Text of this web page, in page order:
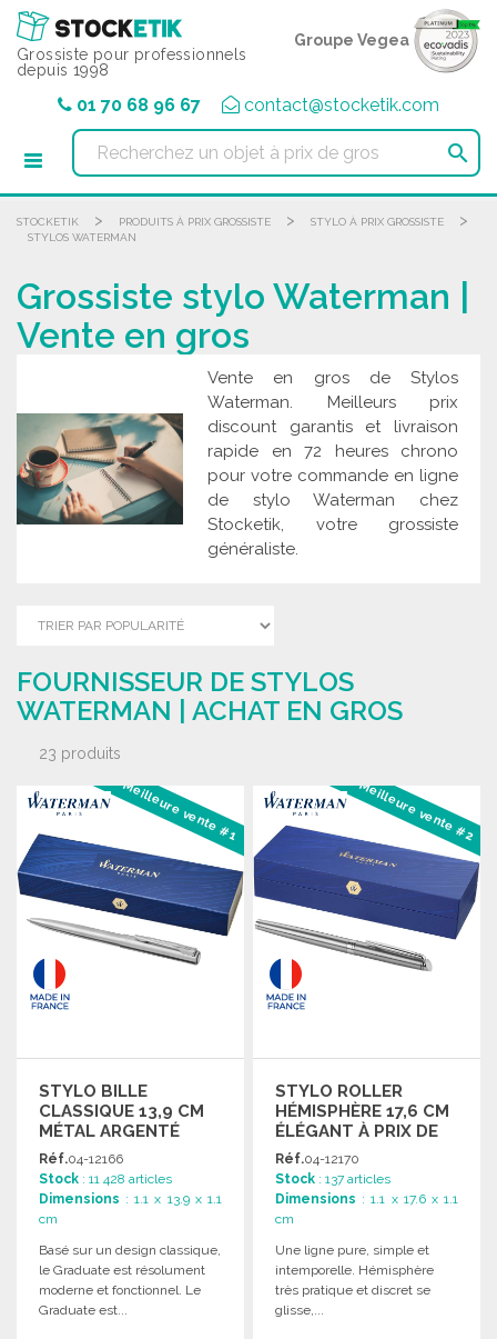
Grossiste pour professionnels
depuis 1998
Groupe Vegea
01 70 68 96 67 contact@stocketik.com

STOCKETIK > PRODUITS À PRIX GROSSISTE > STYLO À PRIX GROSSISTE >
STYLOS WATERMAN
Grossiste stylo Waterman |
Vente en gros
Vente en gros de Stylos
Waterman. Meilleurs prix
discount garantis et livraison
rapide en 72 heures chrono
pour votre commande en ligne
de stylo Waterman chez
Stocketik, votre grossiste
généraliste.
FOURNISSEUR DE STYLOS
WATERMAN | ACHAT EN GROS
23 produits
Meilleure vente #1
STYLO BILLE
CLASSIQUE 13,9 CM
MÉTAL ARGENTÉ
Réf.04-12166
Stock : 11 428 articles
Dimensions : 1.1 x 13.9 x 1.1
cm
Basé sur un design classique,
le Graduate est résolument
moderne et fonctionnel. Le
Graduate est...
Meilleure vente #2
STYLO ROLLER
HÉMISPHÈRE 17,6 CM
ÉLÉGANT À PRIX DE
GROS
Réf.04-12170
Stock : 137 articles
Dimensions : 1.1 x 17.6 x 1.1
cm
Une ligne pure, simple et
intemporelle. Hémisphère
très pratique et discret se
glisse,...
Panneau de gestion des cookies